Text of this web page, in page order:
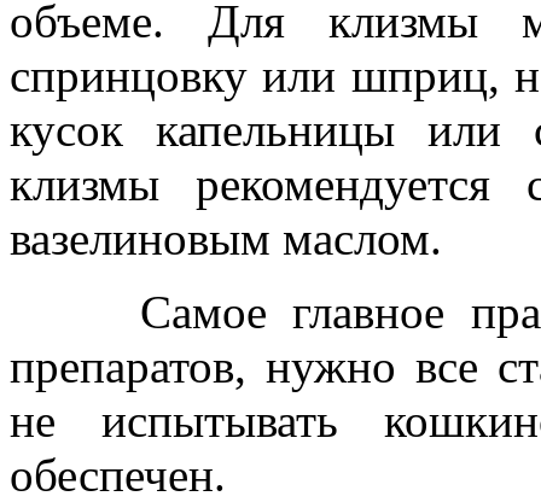
объеме. Для клизмы
спринцовку или шприц,
кусок капельницы или
клизмы
вазелиновым маслом.
Самое главное
препаратов, нужно все
не испытывать
обеспечен.